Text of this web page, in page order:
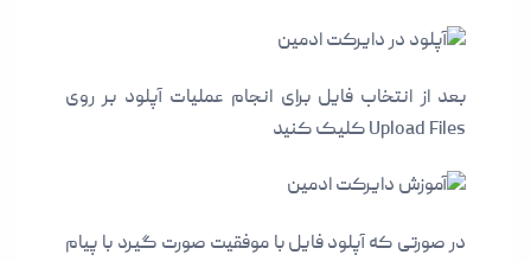
بعد از انتخاب فایل برای انجام عملیات آپلود بر روی
Upload Files کلیک کنید
در صورتی که آپلود فایل با موفقیت صورت گیرد با پیام